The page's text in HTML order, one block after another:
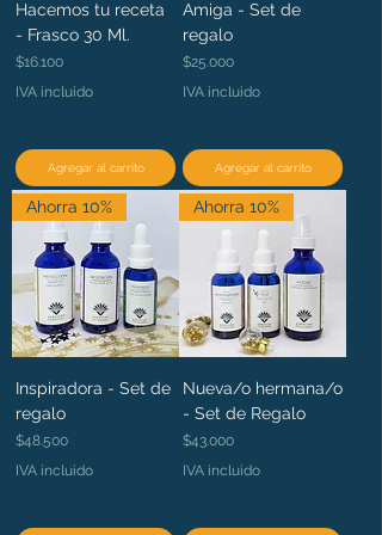
Hacemos tu receta
- Frasco 30 Ml.
Precio
$16.100
IVA incluido
Agregar al carrito
Amiga - Set de
regalo
Precio
$25.000
IVA incluido
Agregar al carrito
Ahorra 10%
Inspiradora - Set de
regalo
Precio
$48.500
IVA incluido
Ahorra 10%
Nueva/o hermana/o
- Set de Regalo
Precio
$43.000
IVA incluido